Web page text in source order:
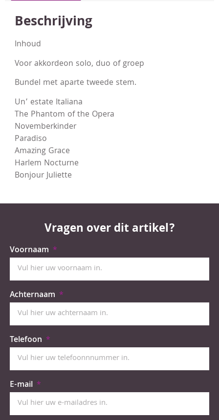
Beschrijving
Inhoud
Voor akkordeon solo, duo of groep
Bundel met aparte tweede stem.
Un’ estate Italiana
The Phantom of the Opera
Novemberkinder
Paradiso
Amazing Grace
Harlem Nocturne
Bonjour Juliette
Vragen over dit artikel?
Voornaam
Achternaam
Telefoon
E-mail